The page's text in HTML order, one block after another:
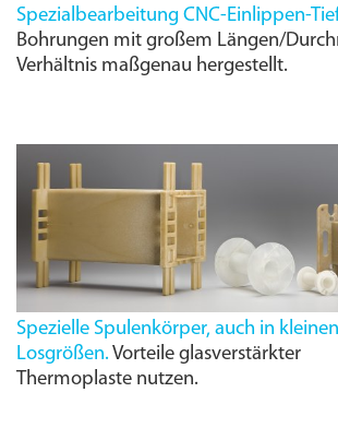
SpezialbearbeitungCNC-Einlippen-
Bohrungen mit großem Längen/
Verhältnis maßgenau hergestellt.
Spezielle Spulenkörper, auch in kleinen
Losgrößen. Vorteile glasverstärkter
Thermoplaste nutzen.